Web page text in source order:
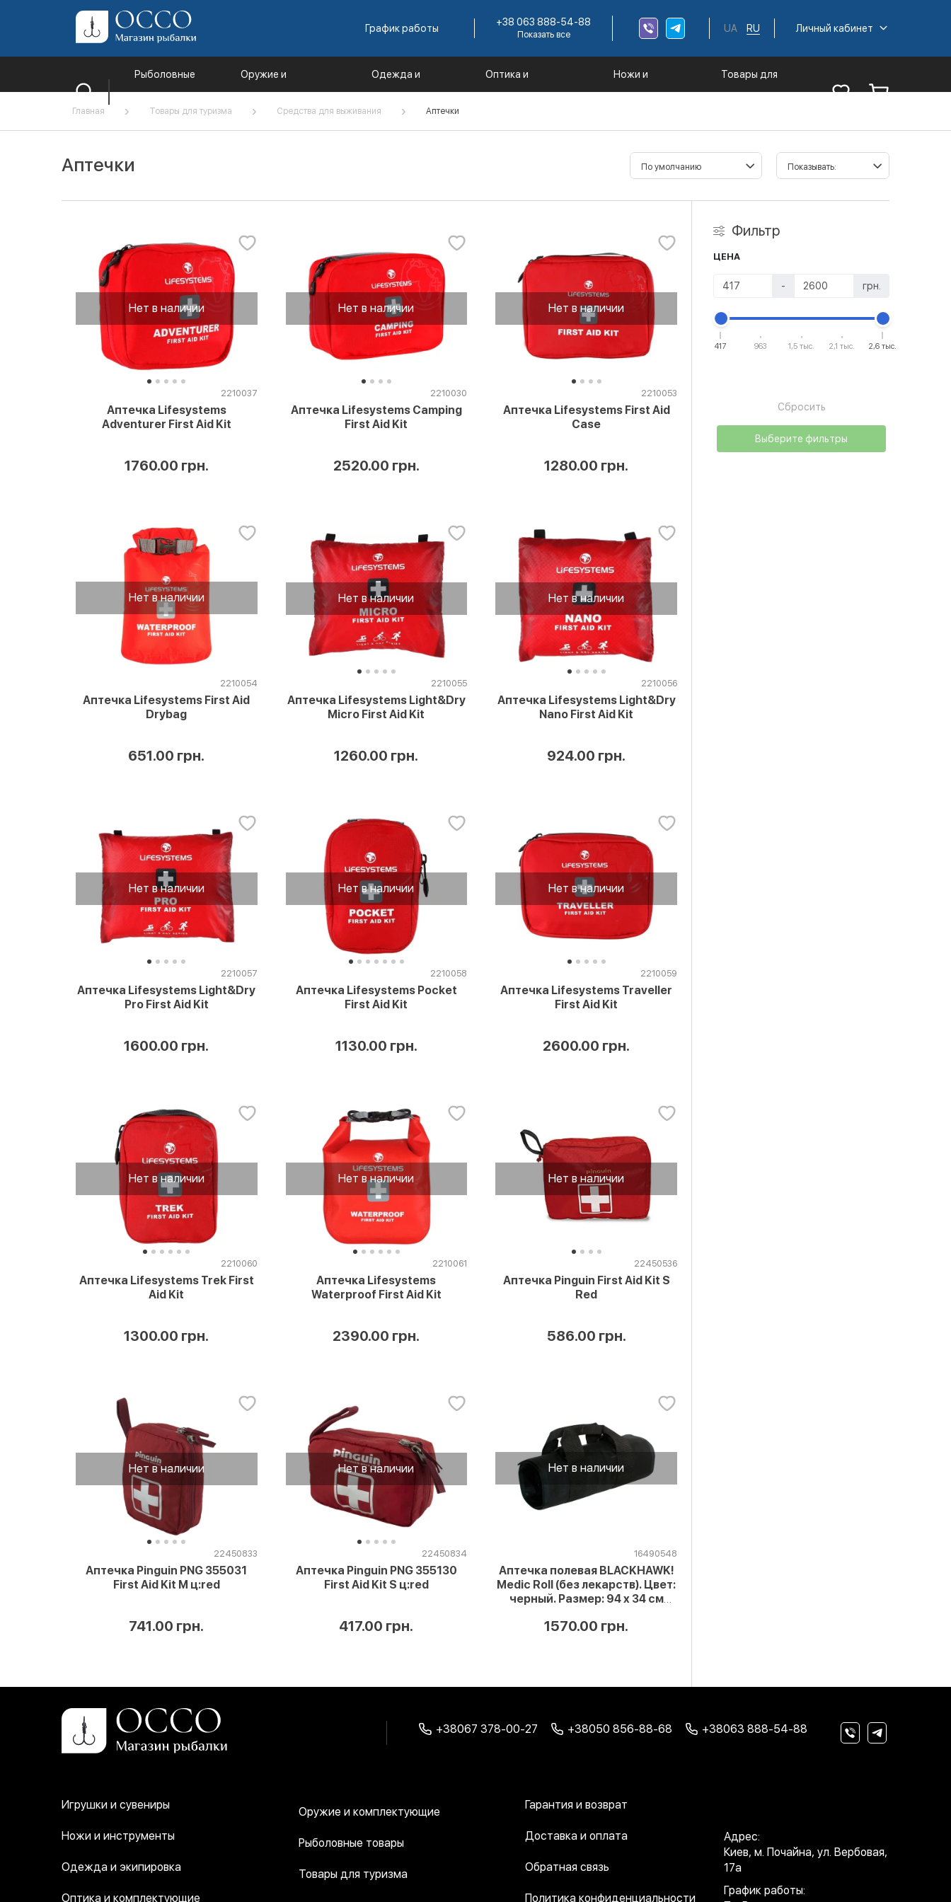
График работы
+38 063 888-54-88
Показать все
UA RU Личный кабинет
Рыболовные
товары
Оружие и
комплектующие
Одежда и
экипировка
Оптика и Ножи и Товары для
Главная Товары для туризма Средства для выживания Аптечки
Аптечки
Фильтр
ЦЕНА
- грн.
417 963 1,5 тыс. 2,1 тыс. 2,6 тыс.
Сбросить
Выберите фильтры
Нет в наличии
2210037
Аптечка Lifesystems
Adventurer First Aid Kit
1760.00 грн.
Нет в наличии
2210030
Аптечка Lifesystems Camping
First Aid Kit
2520.00 грн.
Нет в наличии
2210053
Аптечка Lifesystems First Aid
Case
1280.00 грн.
Нет в наличии
2210054
Аптечка Lifesystems First Aid
Drybag
651.00 грн.
Нет в наличии
2210055
Аптечка Lifesystems Light&Dry
Micro First Aid Kit
1260.00 грн.
Нет в наличии
2210056
Аптечка Lifesystems Light&Dry
Nano First Aid Kit
924.00 грн.
Нет в наличии
2210057
Аптечка Lifesystems Light&Dry
Pro First Aid Kit
1600.00 грн.
Нет в наличии
2210058
Аптечка Lifesystems Pocket
First Aid Kit
1130.00 грн.
Нет в наличии
2210059
Аптечка Lifesystems Traveller
First Aid Kit
2600.00 грн.
Нет в наличии
2210060
Аптечка Lifesystems Trek First
Aid Kit
1300.00 грн.
Нет в наличии
2210061
Аптечка Lifesystems
Waterproof First Aid Kit
2390.00 грн.
Нет в наличии
22450536
Аптечка Pinguin First Aid Kit S
Red
586.00 грн.
Нет в наличии
22450833
Аптечка Pinguin PNG 355031
First Aid Kit M ц:red
741.00 грн.
Нет в наличии
22450834
Аптечка Pinguin PNG 355130
First Aid Kit S ц:red
417.00 грн.
Нет в наличии
16490548
Аптечка полевая BLACKHAWK!
Medic Roll (без лекарств). Цвет:
черный. Размер: 94 x 34 см
1570.00 грн.
+38067 378-00-27 +38050 856-88-68 +38063 888-54-88
Игрушки и сувениры
Ножи и инструменты
Одежда и экипировка
Оптика и комплектующие
Оружие и комплектующие
Рыболовные товары
Товары для туризма
Гарантия и возврат
Доставка и оплата
Обратная связь
Политика конфиденциальности
Адрес:
Киев, м. Почайна, ул. Вербовая,
17а
График работы: